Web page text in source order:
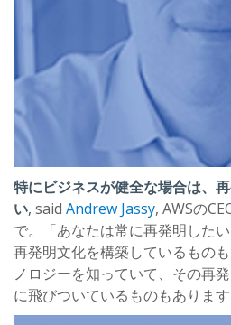
特にビジネスが健全な場合は、
い, said Andrew Jassy, AWSの
で。「あなたは常に再発明した
再発明文化を構築しているもの
ノロジーを知っていて、その再
に飛びついているものもあります